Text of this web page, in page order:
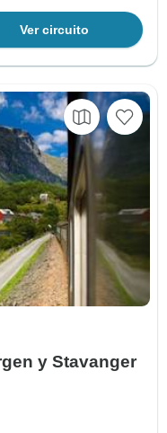
Ver circuito
y Stavanger